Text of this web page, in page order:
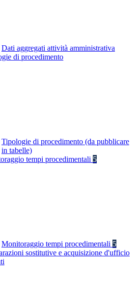
Dati aggregati attività amministrativa
di procedimento
Tipologie di procedimento (da pubblicare
in tabelle)
tempi procedimentali 5
Monitoraggio tempi procedimentali 5
sostitutive e acquisizione d'ufficio